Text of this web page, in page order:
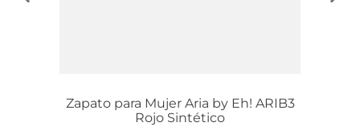
Zapato para Mujer Aria by Eh! ARIB3
Rojo Sintético